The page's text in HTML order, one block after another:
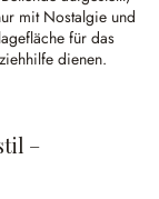
mit Nostalgie und
für das
dienen.
–